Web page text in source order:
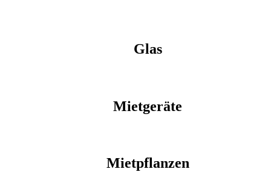
Glas
Mietgeräte
Mietpflanzen